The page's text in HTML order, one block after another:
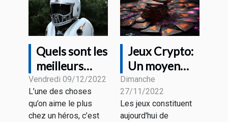
Quels sont les
meilleurs
casques Iron
Man ?
Vendredi 09/12/2022
L’une des choses
qu’on aime le plus
chez un héros, c’est
Jeux Crypto:
Un moyen
pour se faire
de l'argent.
Dimanche
27/11/2022
Les jeux constituent
aujourd'hui de